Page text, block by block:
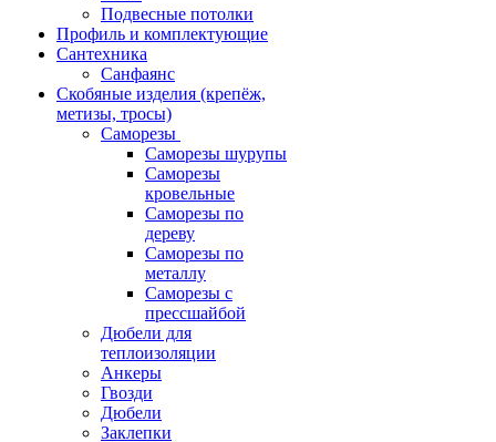
Подвесные потолки
Профиль и комплектующие
Сантехника
Санфаянс
Скобяные изделия (крепёж,
метизы, тросы)
Саморезы
Саморезы шурупы
Саморезы
кровельные
Саморезы по
дереву
Саморезы по
металлу
Саморезы с
прессшайбой
Дюбели для
теплоизоляции
Анкеры
Гвозди
Дюбели
Заклепки